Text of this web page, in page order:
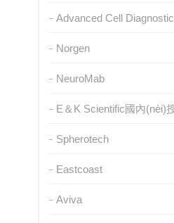
Advanced Cell Diagnostic
Norgen
NeuroMab
Spherotech
Eastcoast
Aviva